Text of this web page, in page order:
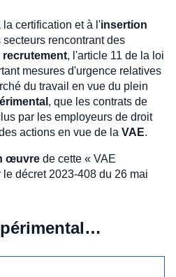
certification et à l'insertion
rencontrant des
recrutement, l'article 11 de la loi
mesures d'urgence relatives
du travail en vue du plein
, que les contrats de
par les employeurs de droit
actions en vue de la VAE.
œuvre de cette « VAE
décret 2023-408 du 26 mai